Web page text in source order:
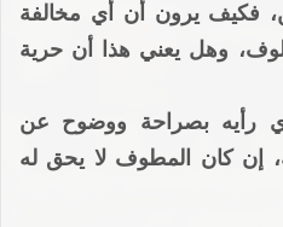
فكيف يرون أن أي مخالفة
وهل يعني هذا أن حرية
رأيه بصراحة ووضوح عن
إن كان المطوف لا يحق له